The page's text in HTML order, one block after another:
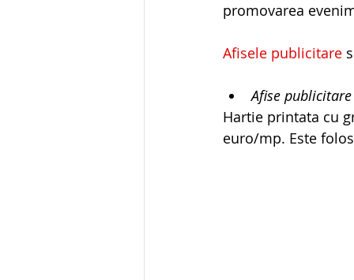
promovarea
Afisele publicitare
Afise
Hartie printata cu
euro/mp. Este